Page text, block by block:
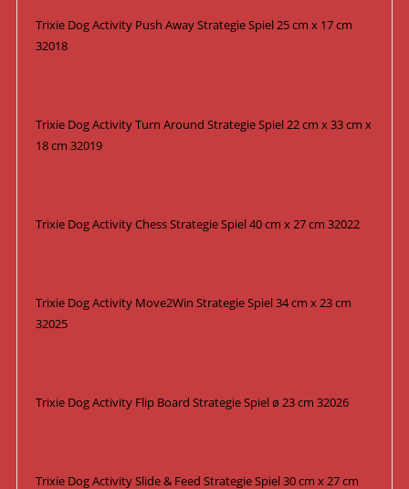
Trixie Dog Activity Push Away Strategie Spiel 25 cm x 17 cm
32018
Trixie Dog Activity Turn Around Strategie Spiel 22 cm x 33 cm x
18 cm 32019
Trixie Dog Activity Chess Strategie Spiel 40 cm x 27 cm 32022
Trixie Dog Activity Move2Win Strategie Spiel 34 cm x 23 cm
32025
Trixie Dog Activity Flip Board Strategie Spiel ø 23 cm 32026
Trixie Dog Activity Slide & Feed Strategie Spiel 30 cm x 27 cm